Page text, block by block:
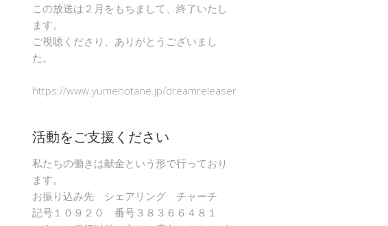
この放送は２月をもちまして、終了いたし
ます。
ご視聴くださり、ありがとうございまし
た。
https://www.yumenotane.jp/dreamreleaser
活動をご支援ください
私たちの働きは献金という形で行っており
ます。
お振り込み先 シェアリング チャーチ
記号１０９２０ 番号３８３６６４８１